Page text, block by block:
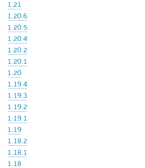
1.21
1.20.6
1.20.5
1.20.4
1.20.2
1.20.1
1.20
1.19.4
1.19.3
1.19.2
1.19.1
1.19
1.18.2
1.18.1
1.18